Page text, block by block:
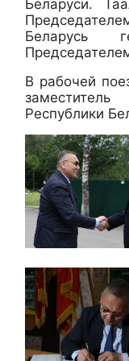
Беларуси.
Беларусь
В рабочей
Республики